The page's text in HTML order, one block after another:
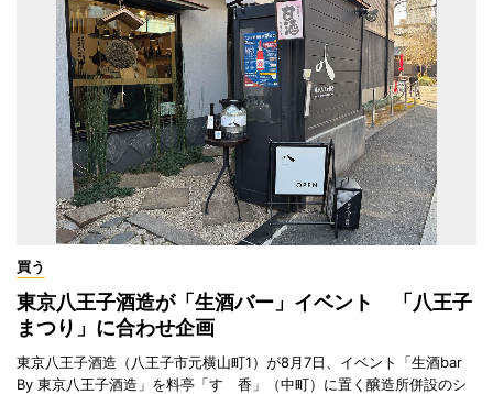
買う
東京八王子酒造が「生酒バー」イベント 「八王子
まつり」に合わせ企画
東京八王子酒造（八王子市元横山町1）が8月7日、イベント「生酒bar
By 東京八王子酒造」を料亭「すゞ香」（中町）に置く醸造所併設のシ